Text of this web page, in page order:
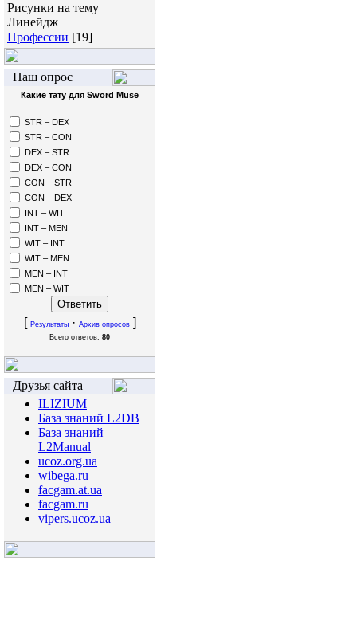
Рисунки на тему
Линейдж
Профессии [19]
Наш опрос
Какие тату для Sword Muse
STR – DEX
STR – CON
DEX – STR
DEX – CON
CON – STR
CON – DEX
INT – WIT
INT – MEN
WIT – INT
WIT – MEN
MEN – INT
MEN – WIT
[ Результаты· Архив опросов]
Всего ответов: 80
Друзья сайта
ILIZIUM
База знаний L2DB
База знаний
L2Manual
ucoz.org.ua
wibega.ru
facgam.at.ua
facgam.ru
vipers.ucoz.ua